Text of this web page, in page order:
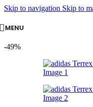
Skip to navigation Skip to
MENU
-49%